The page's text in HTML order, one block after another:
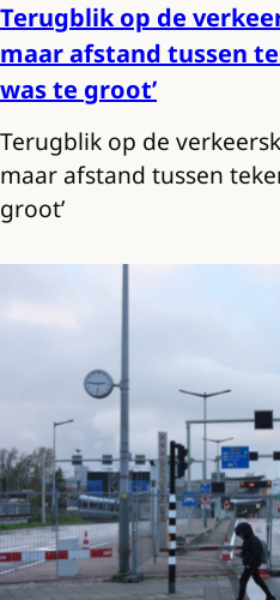
Terugblik op de
maar afstand tussen
was te groot’
Terugblik op de
maar afstand tussen
groot’